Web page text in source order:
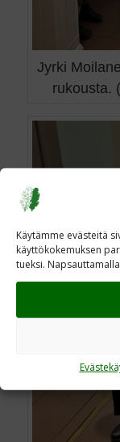
Käytämme evästeitä
käyttökokemuksen
tueksi.
Jyrki
rukousta.